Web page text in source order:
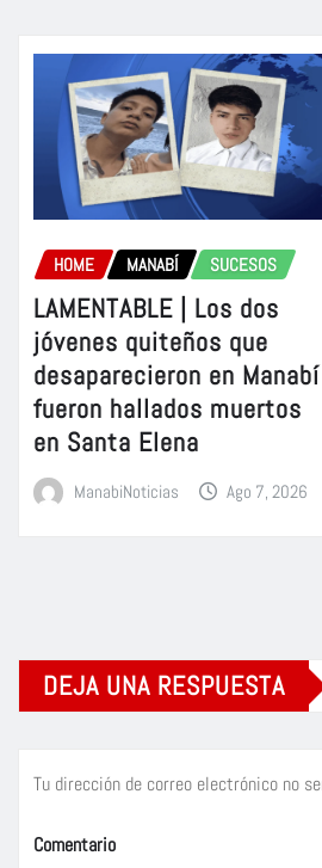
HOME MANABÍ SUCESOS
LAMENTABLE | Los dos
jóvenes quiteños que
desaparecieron en Manabí
fueron hallados muertos
en Santa Elena
ManabiNoticias Ago 7, 2026
DEJA UNA RESPUESTA
Tu dirección de correo electrónico no
Comentario